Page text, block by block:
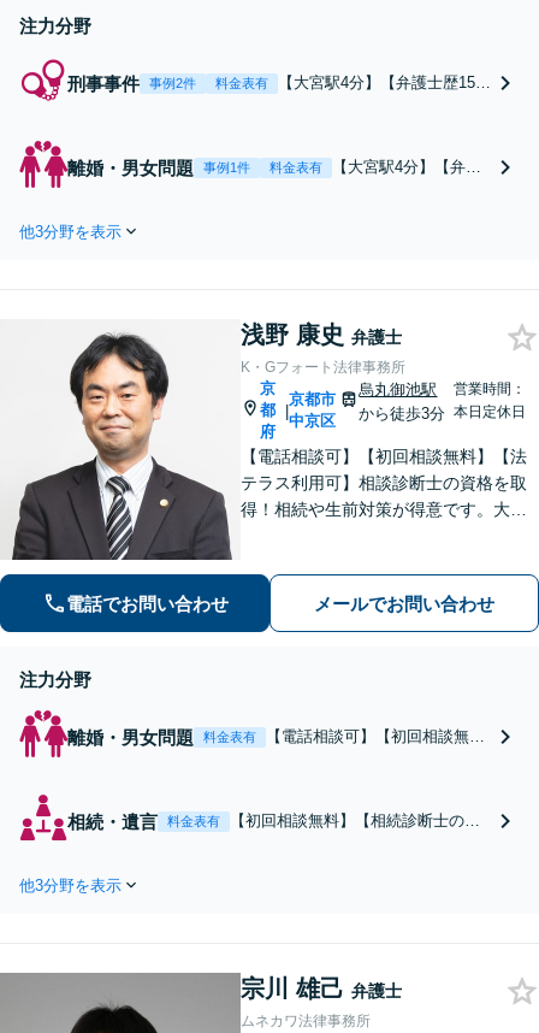
注力分野
刑事事件 事例2件 料金表有
【大宮駅4分】【弁護士歴15年
上の相談実績があります。被
害者との示談交渉の経験が豊
離婚・男女問題 事例1件 料金表有
【大宮駅4分】【弁護
対応しています。依頼
状況を丁寧にヒアリン
グし、最善の解決策を
ご提案します。お悩み
の際は、お気軽にご相
談ください。
他3分野を表示
浅野 康史 弁護士
K・Gフォート法律事務所
京
都
府
|
京都市
中京区
烏丸御池駅
から徒歩3分
営業時間：
本日定休日
【電話相談可】【初回相談無料】【法
テラス利用可】相談診断士の資格を取
得！相続や生前対策が得意です。大阪
交換で最良なリーガルサービスを【夜
間・休日面談可】【完全個室】【丸太
電話でお問い合わせ メールでお問い合わせ
注力分野
離婚・男女問題 料金表有
【電話相談可】【初回相談無
まで幅広い年齢層に対応。お子
さまに関する問題（監護権者の
相続・遺言 料金表有
【初回相談無料】【相続診断士の資
産分割／相続放棄／遺留分もお任
【丸太町駅6分】
他3分野を表示
宗川 雄己 弁護士
ムネカワ法律事務所